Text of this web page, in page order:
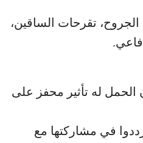
تقرحات الساقين،
الحمل له تأثير محفز على
في مشاركتها مع